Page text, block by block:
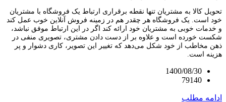
تحویل کالا به مشتریان تنها نقطه برقراری ارتباط یک فروشگاه با مشتریان
خود است. یک فروشگاه هر چقدر هم در زمینه فروش آنلاین خوب عمل کند
و خدمات خوبی به مشتریان خود ارائه کند اگر در این ارتباط موفق نباشد،
شکست خورده است و علاوه بر از دست دادن مشتری، تصویری منفی در
ذهن مخاطب از خود شکل می‌دهد که تغییر این تصویر، کاری دشوار و پر
هزینه است.
1400/08/30
79140
ادامه مطلب